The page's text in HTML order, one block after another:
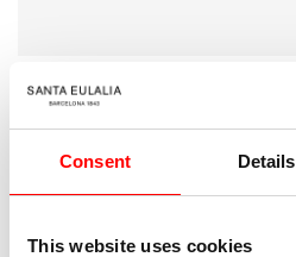
Consent Details
This website uses cookies
INICIO /
McQueen
Joggers Logo Algodón
Precio
145 €